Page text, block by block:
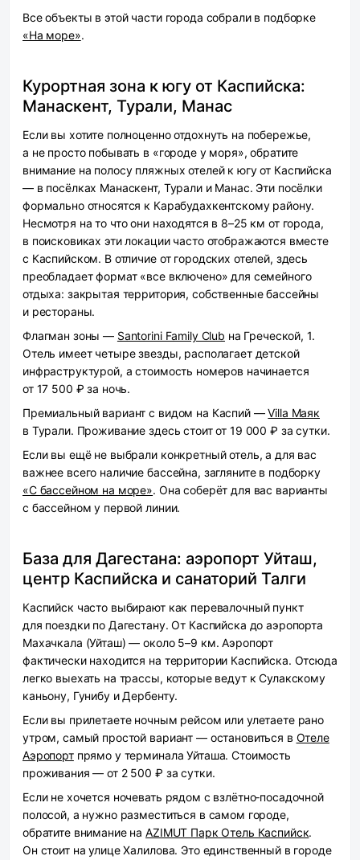
Все объекты в этой части города собрали в подборке
«На море».
Курортная зона к югу от Каспийска:
Манаскент, Турали, Манас
Если вы хотите полноценно отдохнуть на побережье,
а не просто побывать в «городе у моря», обратите
внимание на полосу пляжных отелей к югу от Каспийска
— в посёлках Манаскент, Турали и Манас. Эти посёлки
формально относятся к Карабудахкентскому району.
Несмотря на то что они находятся в 8–25 км от города,
в поисковиках эти локации часто отображаются вместе
с Каспийском. В отличие от городских отелей, здесь
преобладает формат «все включено» для семейного
отдыха: закрытая территория, собственные бассейны
и рестораны.
Флагман зоны — Santorini Family Club на Греческой, 1.
Отель имеет четыре звезды, располагает детской
инфраструктурой, а стоимость номеров начинается
от 17 500 ₽ за ночь.
Премиальный вариант с видом на Каспий —Villa Маяк
в Турали. Проживание здесь стоит от 19 000 ₽ за сутки.
Если вы ещё не выбрали конкретный отель, а для вас
важнее всего наличие бассейна, загляните в подборку
«С бассейном на море». Она соберёт для вас варианты
с бассейном у первой линии.
База для Дагестана: аэропорт Уйташ,
центр Каспийска и санаторий Талги
Каспийск часто выбирают как перевалочный пункт
для поездки по Дагестану. От Каспийска до аэропорта
Махачкала (Уйташ) — около 5–9 км. Аэропорт
фактически находится на территории Каспийска. Отсюда
легко выехать на трассы, которые ведут к Сулакскому
каньону, Гунибу и Дербенту.
Если вы прилетаете ночным рейсом или улетаете рано
утром, самый простой вариант — остановиться в Отеле
Аэропортпрямо у терминала Уйташа. Стоимость
проживания — от 2 500 ₽ за сутки.
Если не хочется ночевать рядом с взлётно‑посадочной
полосой, а нужно разместиться в самом городе,
обратите внимание наAZIMUT Парк Отель Каспийск.
Он стоит на улице Халилова. Это единственный в городе